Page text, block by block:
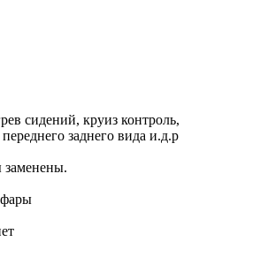
сидений, круиз контроль,
заднего вида и.д.р